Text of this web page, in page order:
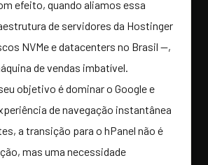
efeito, quando aliamos essa
de servidores da Hostinger
NVMe e datacenters no Brasil —,
de vendas imbatível.
objetivo é dominar o Google e
de navegação instantânea
a transição para o hPanel não é
mas uma necessidade